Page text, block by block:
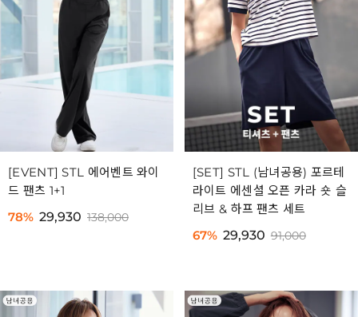
[EVENT] STL 에어벤트 와이
드 팬츠 1+1
78% 29,930 138,000
[SET] STL (남녀공용) 포르테
라이트 에센셜 오픈 카라 숏 슬
리브 & 하프 팬츠 세트
67% 29,930 91,000